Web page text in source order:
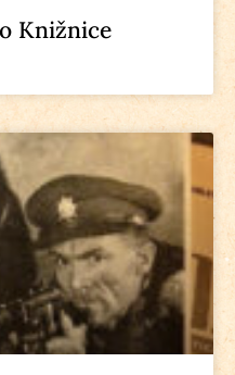
Knižnice